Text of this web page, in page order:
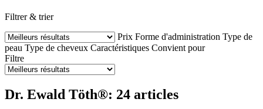
Filtrer & trier
Prix Forme d'administration Type de
peau Type de cheveux Caractéristiques Convient pour
Filtre
Dr. Ewald Töth®: 24 articles